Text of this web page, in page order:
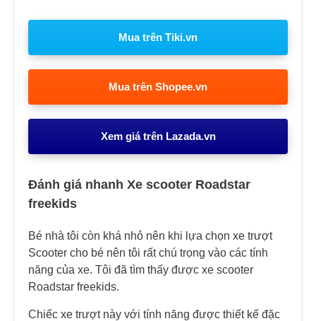
Mua trên Tiki.vn
Mua trên Shopee.vn
Xem giá trên Lazada.vn
Đánh giá nhanh Xe scooter Roadstar
freekids
Bé nhà tôi còn khá nhỏ nên khi lựa chọn xe trượt
Scooter cho bé nên tôi rất chú trọng vào các tính
năng của xe. Tôi đã tìm thấy được xe scooter
Roadstar freekids.
Chiếc xe trượt này với tính năng được thiết kế đặc